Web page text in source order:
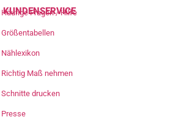
KUNDENSERVICE
Häufige Fragen / Hilfe
Größentabellen
Nählexikon
Richtig Maß nehmen
Schnitte drucken
Presse